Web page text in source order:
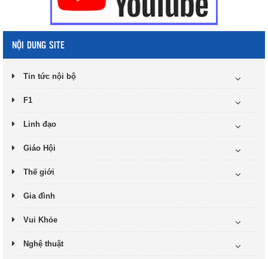
NỘI DUNG SITE
Tin tức nội bộ
F1
Linh đạo
Giáo Hội
Thế giới
Gia đình
Vui Khỏe
Nghệ thuật